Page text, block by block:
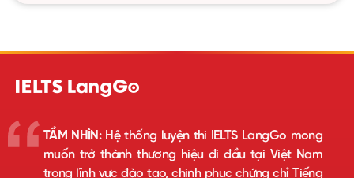
TẦM NHÌN:Hệ thống luyện thi IELTS LangGo mong
muốn trở thành thương hiệu đi đầu tại Việt Nam
trong lĩnh vực đào tạo, chinh phục chứng chỉ Tiếng